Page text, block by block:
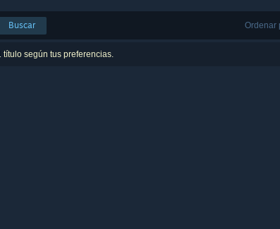
Ordenar
Buscar
según tus preferencias.